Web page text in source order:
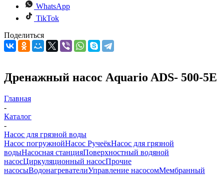
WhatsApp
TikTok
Поделиться
Дренажный насос Aquario ADS- 500-5Е
Главная
-
Каталог
-
Насос для грязной воды
Насос погружнойНасос РучеёкНасос для грязной
водыНасосная станцияПоверхностный водяной
насосЦиркуляционный насосПрочие
насосыВодонагревателиУправление насосомМембранный